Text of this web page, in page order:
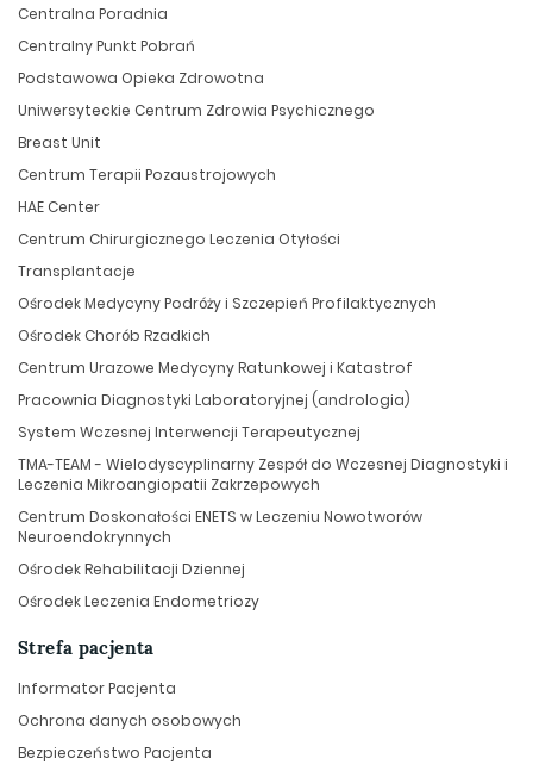
Centralna Poradnia
Centralny Punkt Pobrań
Podstawowa Opieka Zdrowotna
Uniwersyteckie Centrum Zdrowia Psychicznego
Breast Unit
Centrum Terapii Pozaustrojowych
HAE Center
Centrum Chirurgicznego Leczenia Otyłości
Transplantacje
Ośrodek Medycyny Podróży i Szczepień Profilaktycznych
Ośrodek Chorób Rzadkich
Centrum Urazowe Medycyny Ratunkowej i Katastrof
Pracownia Diagnostyki Laboratoryjnej (andrologia)
System Wczesnej Interwencji Terapeutycznej
TMA-TEAM - Wielodyscyplinarny Zespół do Wczesnej Diagnostyki i
Leczenia Mikroangiopatii Zakrzepowych
Centrum Doskonałości ENETS w Leczeniu Nowotworów
Neuroendokrynnych
Ośrodek Rehabilitacji Dziennej
Ośrodek Leczenia Endometriozy
Strefa pacjenta
Informator Pacjenta
Ochrona danych osobowych
Bezpieczeństwo Pacjenta